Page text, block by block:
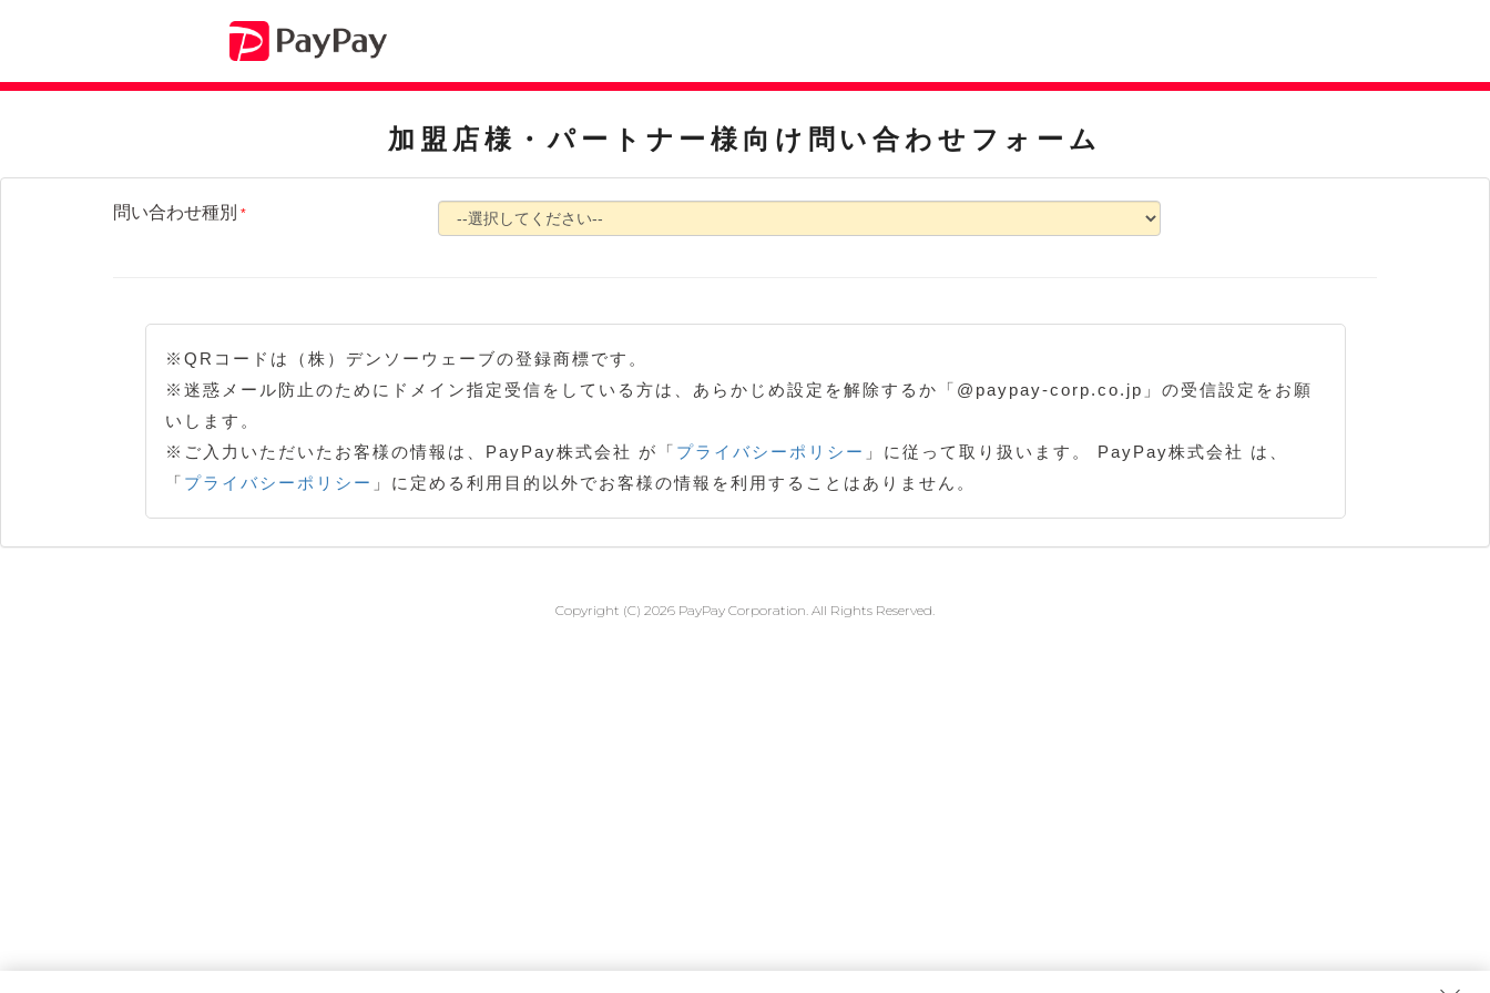
加盟店様・パートナー様向け問い合わせフォーム
問い合わせ種別 *
※QRコードは（株）デンソーウェーブの登録商標です。
※迷惑メール防止のためにドメイン指定受信をしている方は、あらかじめ設定を解除するか「@paypay-corp.co.jp」の受信設定をお願
いします。
※ご入力いただいたお客様の情報は、PayPay株式会社 が「 プライバシーポリシー 」に従って取り扱います。 PayPay株式会社 は、
「 プライバシーポリシー 」に定める利用目的以外でお客様の情報を利用することはありません。
Copyright (C) 2026 PayPay Corporation. All Rights Reserved.